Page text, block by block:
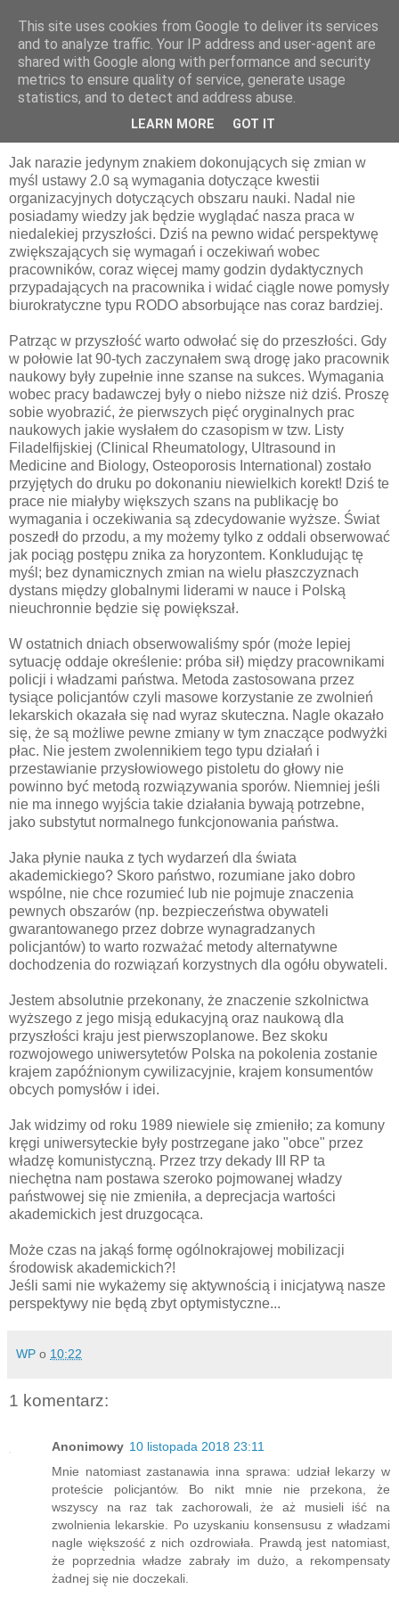
pluskiewicz.blogspot.com
sobota, 10 listopada 2018
Spostrzeżenia bieżące
Jak narazie jedynym znakiem dokonujących się zmian w
myśl ustawy 2.0 są wymagania dotyczące kwestii
organizacyjnych dotyczących obszaru nauki. Nadal nie
posiadamy wiedzy jak będzie wyglądać nasza praca w
niedalekiej przyszłości. Dziś na pewno widać perspektywę
zwiększających się wymagań i oczekiwań wobec
pracowników, coraz więcej mamy godzin dydaktycznych
przypadających na pracownika i widać ciągle nowe pomysły
biurokratyczne typu RODO absorbujące nas coraz bardziej.
Patrząc w przyszłość warto odwołać się do przeszłości. Gdy
w połowie lat 90-tych zaczynałem swą drogę jako pracownik
naukowy były zupełnie inne szanse na sukces. Wymagania
wobec pracy badawczej były o niebo niższe niż dziś. Proszę
sobie wyobrazić, że pierwszych pięć oryginalnych prac
naukowych jakie wysłałem do czasopism w tzw. Listy
Filadelfijskiej (Clinical Rheumatology, Ultrasound in
Medicine and Biology, Osteoporosis International) zostało
przyjętych do druku po dokonaniu niewielkich korekt! Dziś te
prace nie miałyby większych szans na publikację bo
wymagania i oczekiwania są zdecydowanie wyższe. Świat
poszedł do przodu, a my możemy tylko z oddali obserwować
jak pociąg postępu znika za horyzontem. Konkludując tę
myśl; bez dynamicznych zmian na wielu płaszczyznach
dystans między globalnymi liderami w nauce i Polską
nieuchronnie będzie się powiększał.
W ostatnich dniach obserwowaliśmy spór (może lepiej
sytuację oddaje określenie: próba sił) między pracownikami
policji i władzami państwa. Metoda zastosowana przez
tysiące policjantów czyli masowe korzystanie ze zwolnień
lekarskich okazała się nad wyraz skuteczna. Nagle okazało
się, że są możliwe pewne zmiany w tym znaczące podwyżki
płac. Nie jestem zwolennikiem tego typu działań i
przestawianie przysłowiowego pistoletu do głowy nie
powinno być metodą rozwiązywania sporów. Niemniej jeśli
nie ma innego wyjścia takie działania bywają potrzebne,
jako substytut normalnego funkcjonowania państwa.
Jaka płynie nauka z tych wydarzeń dla świata
akademickiego? Skoro państwo, rozumiane jako dobro
wspólne, nie chce rozumieć lub nie pojmuje znaczenia
pewnych obszarów (np. bezpieczeństwa obywateli
gwarantowanego przez dobrze wynagradzanych
policjantów) to warto rozważać metody alternatywne
dochodzenia do rozwiązań korzystnych dla ogółu obywateli.
Jestem absolutnie przekonany, że znaczenie szkolnictwa
wyższego z jego misją edukacyjną oraz naukową dla
przyszłości kraju jest pierwszoplanowe. Bez skoku
rozwojowego uniwersytetów Polska na pokolenia zostanie
krajem zapóźnionym cywilizacyjnie, krajem konsumentów
obcych pomysłów i idei.
Jak widzimy od roku 1989 niewiele się zmieniło; za komuny
kręgi uniwersyteckie były postrzegane jako "obce" przez
władzę komunistyczną. Przez trzy dekady III RP ta
niechętna nam postawa szeroko pojmowanej władzy
państwowej się nie zmieniła, a deprecjacja wartości
akademickich jest druzgocąca.
Może czas na jakąś formę ogólnokrajowej mobilizacji
środowisk akademickich?!
Jeśli sami nie wykażemy się aktywnością i inicjatywą nasze
perspektywy nie będą zbyt optymistyczne...
WP o 10:22
1 komentarz:
Anonimowy 10 listopada 2018 23:11
Mnie natomiast zastanawia inna sprawa: udział lekarzy w
proteście policjantów. Bo nikt mnie nie przekona, że
wszyscy na raz tak zachorowali, że aż musieli iść na
zwolnienia lekarskie. Po uzyskaniu konsensusu z władzami
nagle większość z nich ozdrowiała. Prawdą jest natomiast,
że poprzednia władze zabrały im dużo, a rekompensaty
żadnej się nie doczekali.
This site uses cookies from Google to deliver its services
and to analyze traffic. Your IP address and user-agent are
shared with Google along with performance and security
metrics to ensure quality of service, generate usage
statistics, and to detect and address abuse.
LEARN MORE GOT IT